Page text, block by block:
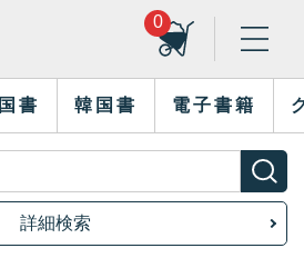
0
書 韓国書 電子書籍
詳細検索